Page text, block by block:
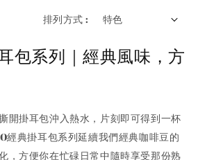
排列方式 :
包系列｜經典風味，方
開掛耳包沖入熱水，片刻即可得到一杯
經典掛耳包系列延續我們經典咖啡豆的
，方便你在忙碌日常中隨時享受那份熟